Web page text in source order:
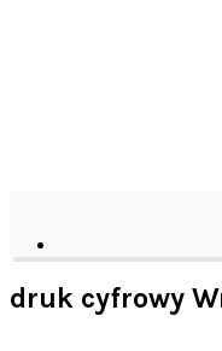
druk cyfrowy